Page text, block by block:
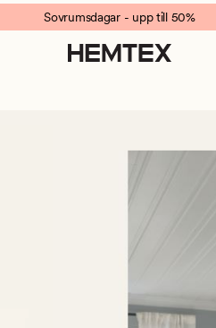
Sovrumsdagar - upp till 50%